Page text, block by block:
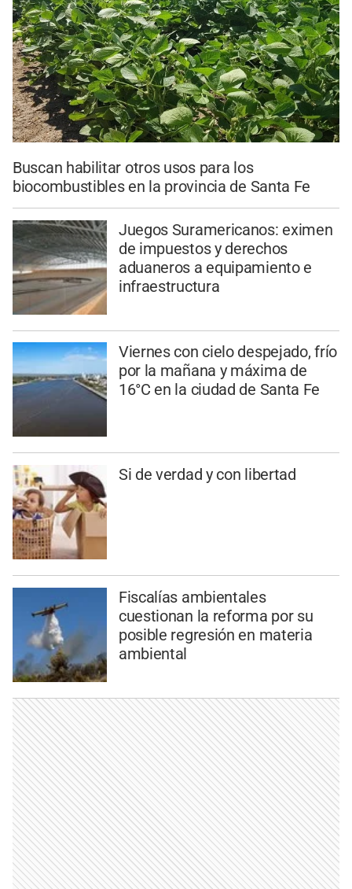
Buscan habilitar otros usos para los
biocombustibles en la provincia de Santa Fe
Juegos Suramericanos: eximen
de impuestos y derechos
aduaneros a equipamiento e
infraestructura
Viernes con cielo despejado, frío
por la mañana y máxima de
16°C en la ciudad de Santa Fe
Si de verdad y con libertad
Fiscalías ambientales
cuestionan la reforma por su
posible regresión en materia
ambiental